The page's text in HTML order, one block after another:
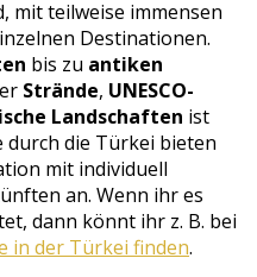
mit teilweise immensen
Destinationen.
bis zu antiken
Strände, UNESCO-
Landschaften ist
durch die Türkei bieten
mit individuell
an. Wenn ihr es
dann könnt ihr z. B. bei
in der Türkei finden.